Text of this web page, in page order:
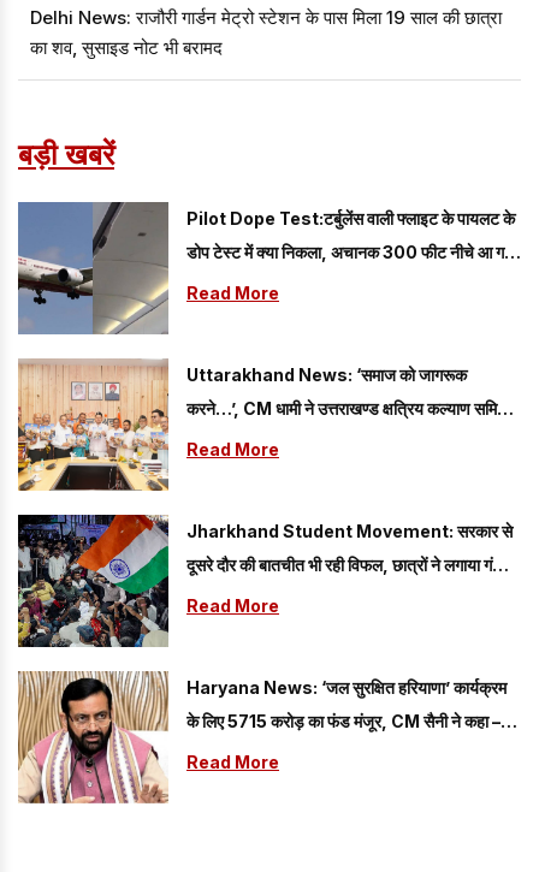
Delhi News: राजौरी गार्डन मेट्रो स्टेशन के पास मिला 19 साल की छात्रा
का शव, सुसाइड नोट भी बरामद
बड़ी खबरें
Pilot Dope Test:टर्बुलेंस वाली फ्लाइट के पायलट के
डोप टेस्ट में क्या निकला, अचानक 300 फीट नीचे आ गया
था विमान
Read More
Uttarakhand News: ‘समाज को जागरूक
करने…’, CM धामी ने उत्तराखण्ड क्षत्रिय कल्याण समिति
की वेबसाइट एवं जागरण स्मारिका का विमोचन किया
Read More
Jharkhand Student Movement: सरकार से
दूसरे दौर की बातचीत भी रही विफल, छात्रों ने लगाया गंभीर
आरोप
Read More
Haryana News: ‘जल सुरक्षित हरियाणा’ कार्यक्रम
के लिए 5715 करोड़ का फंड मंजूर, CM सैनी ने कहा –
राज्य को आत्मनिर्भर बनाने…
Read More